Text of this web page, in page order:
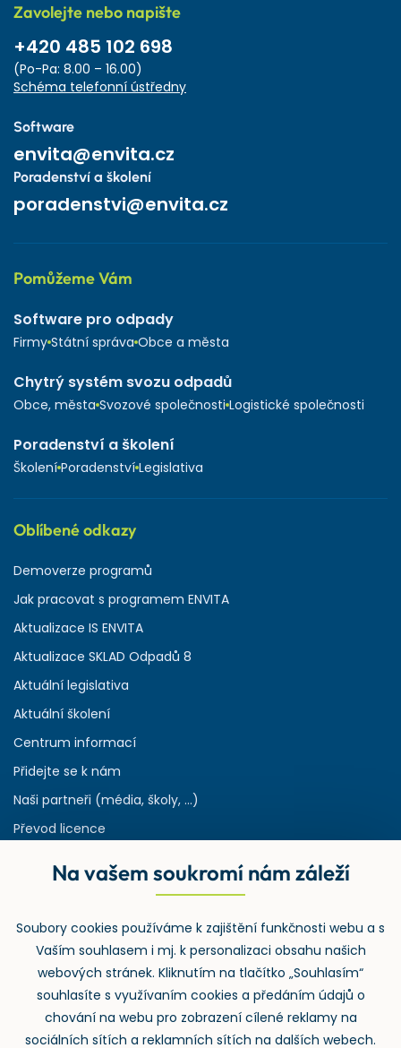
Zavolejte nebo napište
+420 485 102 698
(Po-Pa: 8.00 – 16.00)
Schéma telefonní ústředny
Software
envita@envita.cz
Poradenství a školení
poradenstvi@envita.cz
Pomůžeme Vám
Software pro odpady
Firmy Státní správa Obce a města
Chytrý systém svozu odpadů
Obce, města Svozové společnosti Logistické společnosti
Poradenství a školení
Školení Poradenství Legislativa
Oblíbené odkazy
Demoverze programů
Jak pracovat s programem ENVITA
Aktualizace IS ENVITA
Aktualizace SKLAD Odpadů 8
Aktuální legislativa
Aktuální školení
Centrum informací
Přidejte se k nám
Naši partneři (média, školy, ...)
Převod licence
Rejstřík používaných zkratek v odpadech
Zpětný odběr
Na vašem soukromí nám záleží
Soubory cookies používáme k zajištění funkčnosti webu a s
Vaším souhlasem i mj. k personalizaci obsahu našich
webových stránek. Kliknutím na tlačítko „Souhlasím“
souhlasíte s využívaním cookies a předáním údajů o
chování na webu pro zobrazení cílené reklamy na
sociálních sítích a reklamních sítích na dalších webech.